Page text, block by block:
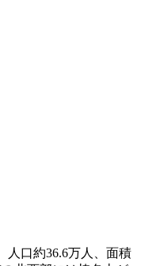
人口約36.6万人、面積